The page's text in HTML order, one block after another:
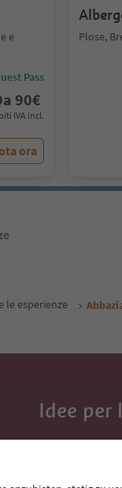
e
Pass
90€
IVA incl.
ora
Plose,
le esperienze
Idee per
la newsletter